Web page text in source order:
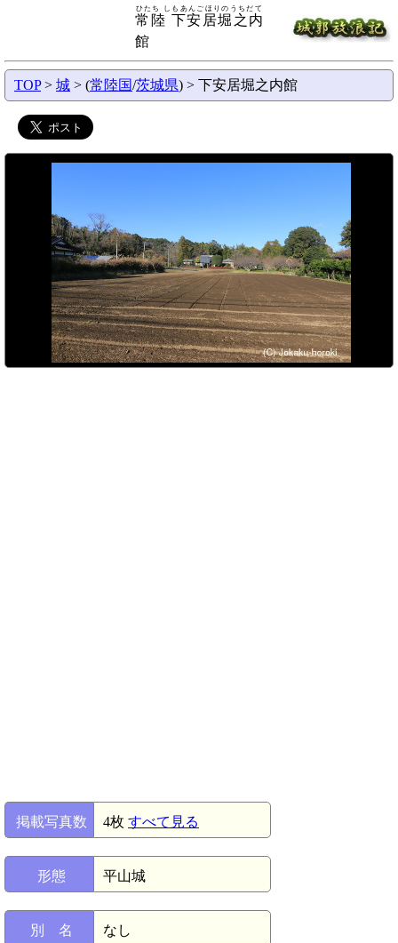
常陸 下安居堀之内
館
ひたち しもあんごほりのうちだて
TOP> 城 > (常陸国/茨城県) > 下安居堀之内館
掲載写真数 4枚 すべて見る
形態 平山城
別 名 なし